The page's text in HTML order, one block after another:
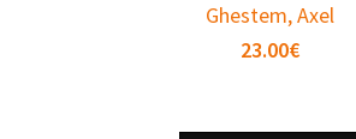
Ghestem, Axel
23.00€